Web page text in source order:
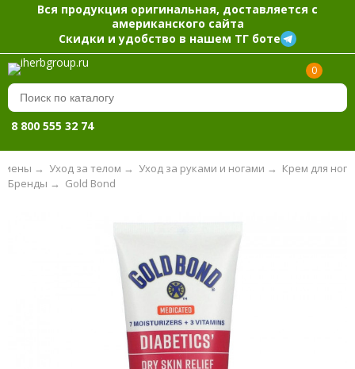
Вся продукция оригинальная, доставляется с
американского сайта
Скидки и удобство в нашем ТГ боте
0
8 800 555 32 74
→ Уход за телом → Уход за руками и ногами → Крем для ног
Gold Bond
Бренды →